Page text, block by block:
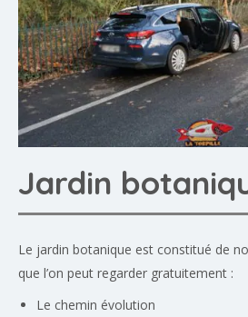
Jardin
Le jardin botanique est constitué de
que l’on peut regarder gratuitement :
Le chemin évolution